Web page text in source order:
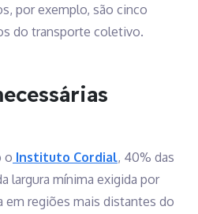
por exemplo, são cinco
do transporte coletivo.
o Instituto Cordial, 40% das
largura mínima exigida por
em regiões mais distantes do